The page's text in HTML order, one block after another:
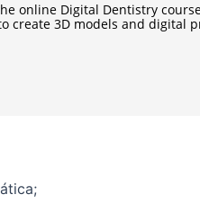
online Digital Dentistry
create 3D models and digital